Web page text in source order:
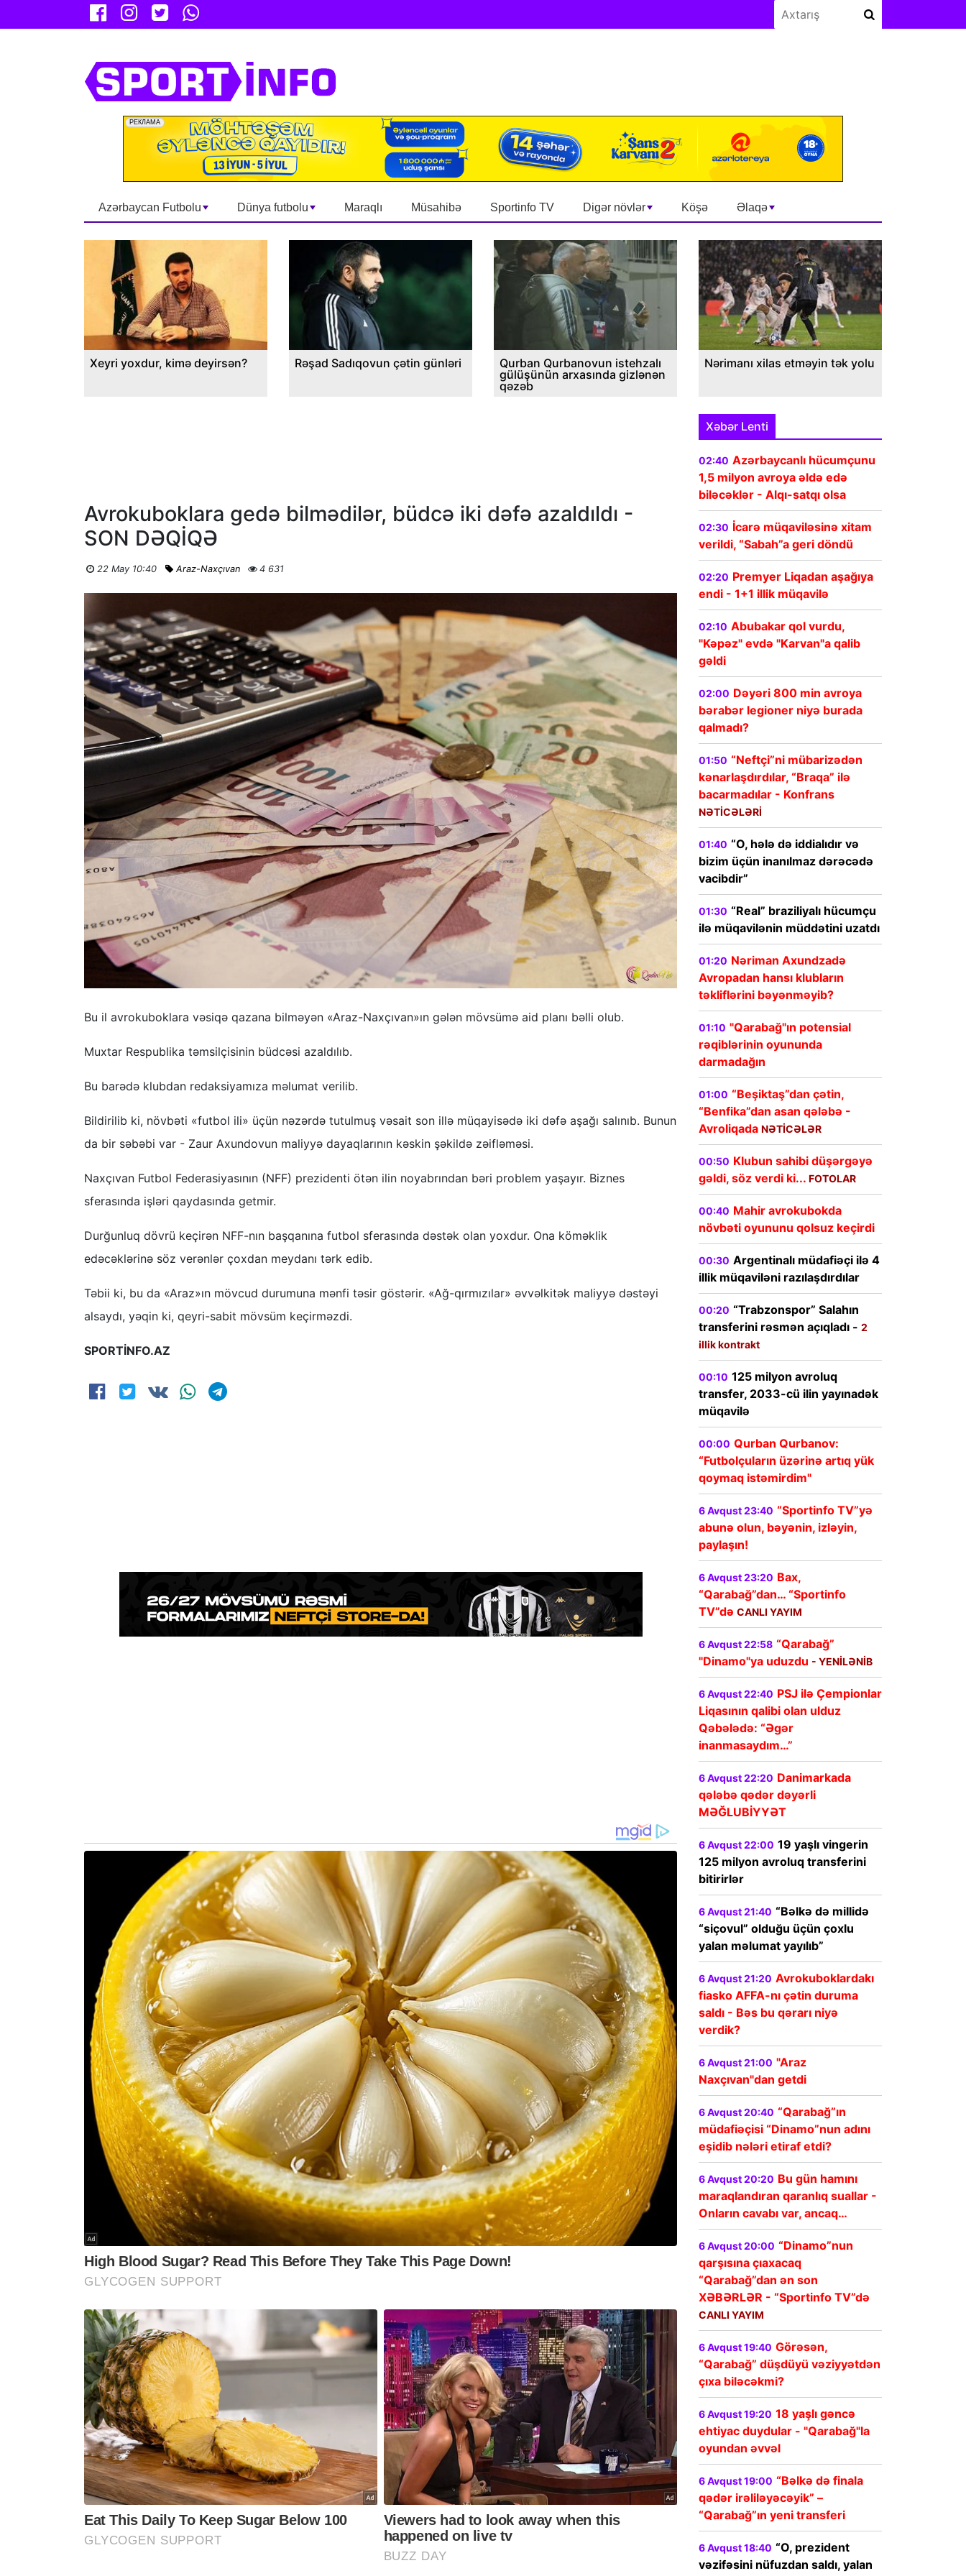
Azərbaycan Futbolu Dünya futbolu Maraqlı Müsahibə Sportinfo TV Digər növlər Köşə Əlaqə
Xeyri yoxdur, kimə deyirsən? Rəşad Sadıqovun çətin günləri
Qurban Qurbanovun istehzalı
gülüşünün arxasında gizlənən
qəzəb
Nərimanı xilas etməyin tək yolu
Avrokuboklara gedə bilmədilər, büdcə iki dəfə azaldıldı -
SON DƏQİQƏ
22 May 10:40 Araz-Naxçıvan 4 631
Bu il avrokuboklara vəsiqə qazana bilməyən «Araz-Naxçıvan»ın gələn mövsümə aid planı bəlli olub.
Muxtar Respublika təmsilçisinin büdcəsi azaldılıb.
Bu barədə klubdan redaksiyamıza məlumat verilib.
Bildirilib ki, növbəti «futbol ili» üçün nəzərdə tutulmuş vəsait son illə müqayisədə iki dəfə aşağı salınıb. Bunun
da bir səbəbi var - Zaur Axundovun maliyyə dayaqlarının kəskin şəkildə zəifləməsi.
Naxçıvan Futbol Federasiyasının (NFF) prezidenti ötən ilin noyabrından bəri problem yaşayır. Biznes
sferasında işləri qaydasında getmir.
Durğunluq dövrü keçirən NFF-nın başqanına futbol sferasında dəstək olan yoxdur. Ona köməklik
edəcəklərinə söz verənlər çoxdan meydanı tərk edib.
Təbii ki, bu da «Araz»ın mövcud durumuna mənfi təsir göstərir. «Ağ-qırmızılar» əvvəlkitək maliyyə dəstəyi
alsaydı, yəqin ki, qeyri-sabit mövsüm keçirməzdi.
SPORTİNFO.AZ
Xəbər Lenti
02:40 Azərbaycanlı hücumçunu
1,5 milyon avroya əldə edə
biləcəklər - Alqı-satqı olsa
02:30 İcarə müqaviləsinə xitam
verildi, “Sabah”a geri döndü
02:20 Premyer Liqadan aşağıya
endi - 1+1 illik müqavilə
02:10 Abubakar qol vurdu,
"Kəpəz" evdə "Karvan"a qalib
gəldi
02:00 Dəyəri 800 min avroya
bərabər legioner niyə burada
qalmadı?
01:50 “Neftçi”ni mübarizədən
kənarlaşdırdılar, “Braqa” ilə
bacarmadılar - Konfrans
NƏTİCƏLƏRİ
01:40 “O, hələ də iddialıdır və
bizim üçün inanılmaz dərəcədə
vacibdir”
01:30 “Real” braziliyalı hücumçu
ilə müqavilənin müddətini uzatdı
01:20 Nəriman Axundzadə
Avropadan hansı klubların
təkliflərini bəyənməyib?
01:10 "Qarabağ"ın potensial
rəqiblərinin oyununda
darmadağın
01:00 “Beşiktaş”dan çətin,
“Benfika”dan asan qələbə -
Avroliqada NƏTİCƏLƏR
00:50 Klubun sahibi düşərgəyə
gəldi, söz verdi ki... FOTOLAR
00:40 Mahir avrokubokda
növbəti oyununu qolsuz keçirdi
00:30 Argentinalı müdafiəçi ilə 4
illik müqaviləni razılaşdırdılar
00:20 “Trabzonspor” Salahın
transferini rəsmən açıqladı - 2
illik kontrakt
00:10 125 milyon avroluq
transfer, 2033-cü ilin yayınadək
müqavilə
00:00 Qurban Qurbanov:
“Futbolçuların üzərinə artıq yük
qoymaq istəmirdim"
6 Avqust 23:40 “Sportinfo TV”yə
abunə olun, bəyənin, izləyin,
paylaşın!
6 Avqust 23:20 Bax,
“Qarabağ”dan… “Sportinfo
TV”də CANLI YAYIM
6 Avqust 22:58 “Qarabağ”
"Dinamo"ya uduzdu - YENİLƏNİB
6 Avqust 22:40 PSJ ilə Çempionlar
Liqasının qalibi olan ulduz
Qəbələdə: “Əgər
inanmasaydım…”
6 Avqust 22:20 Danimarkada
qələbə qədər dəyərli
MƏĞLUBİYYƏT
6 Avqust 22:00 19 yaşlı vingerin
125 milyon avroluq transferini
bitirirlər
6 Avqust 21:40 “Bəlkə də millidə
“siçovul” olduğu üçün çoxlu
yalan məlumat yayılıb”
6 Avqust 21:20 Avrokuboklardakı
fiasko AFFA-nı çətin duruma
saldı - Bəs bu qərarı niyə
verdik?
6 Avqust 21:00 "Araz
Naxçıvan"dan getdi
6 Avqust 20:40 “Qarabağ”ın
müdafiəçisi “Dinamo”nun adını
eşidib nələri etiraf etdi?
6 Avqust 20:20 Bu gün hamını
maraqlandıran qaranlıq suallar -
Onların cavabı var, ancaq…
6 Avqust 20:00 “Dinamo”nun
qarşısına çıaxacaq
“Qarabağ”dan ən son
XƏBƏRLƏR - “Sportinfo TV”də
CANLI YAYIM
6 Avqust 19:40 Görəsən,
“Qarabağ” düşdüyü vəziyyətdən
çıxa biləcəkmi?
6 Avqust 19:20 18 yaşlı gəncə
ehtiyac duydular - "Qarabağ"la
oyundan əvvəl
6 Avqust 19:00 “Bəlkə də finala
qədər irəliləyəcəyik” –
“Qarabağ”ın yeni transferi
6 Avqust 18:40 “O, prezident
vəzifəsini nüfuzdan saldı, yalan